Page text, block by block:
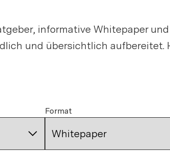
und Jobs
informative Whitepaper
und übersichtlich aufbereitet.
Format